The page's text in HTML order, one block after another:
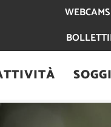
WEBCAMS